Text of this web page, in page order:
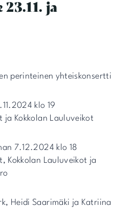
ja
perinteinen yhteiskonsertti
klo 19
ja Kokkolan Lauluveikot
7.12.2024 klo 18
Kokkolan Lauluveikot ja
Heidi Saarimäki ja Katriina